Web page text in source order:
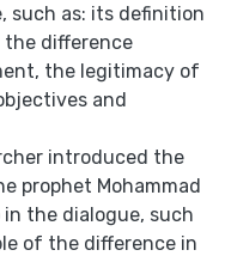
such as: its definition
difference
the legitimacy of
and
introduced the
prophet Mohammad
the dialogue, such
of the difference in